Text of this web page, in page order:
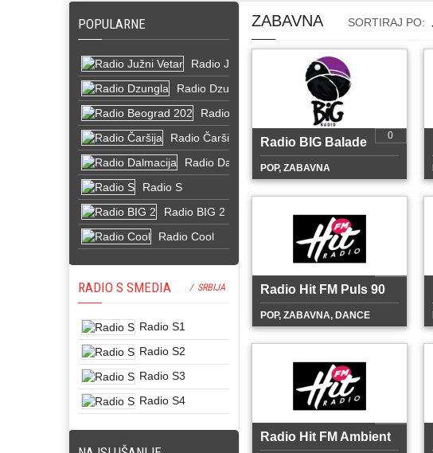
POPULARNE
Radio Južni Vetar
Radio Dzungla
Radio Beograd 202
Radio Čaršija
Radio Dalmacija
Radio S
Radio BIG 2
Radio Cool
RADIO S SMEDIA / SRBIJA
Radio S1
Radio S2
Radio S3
Radio S4
ZABAVNA SORTIRAJ PO:
0
Radio BIG Balade
POP, ZABAVNA
Radio Hit FM Puls 90
POP, ZABAVNA, DANCE
Radio Hit FM Ambient